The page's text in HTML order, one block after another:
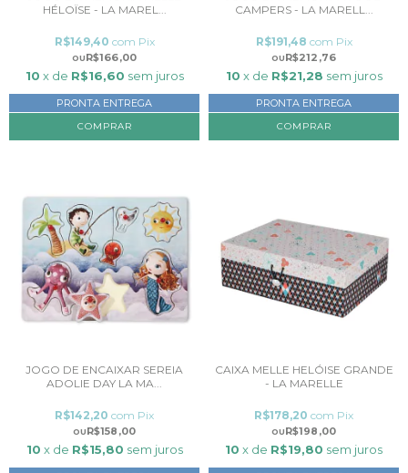
HÉLOÏSE - LA MAREL...
R$166,00
R$149,40 com Pix
10 x de R$16,60 sem juros
PRONTA ENTREGA
CAMPERS - LA MARELL...
R$212,76
R$191,48 com Pix
10 x de R$21,28 sem juros
PRONTA ENTREGA
JOGO DE ENCAIXAR SEREIA
ADOLIE DAY LA MA...
R$158,00
R$142,20 com Pix
10 x de R$15,80 sem juros
CAIXA MELLE HELÓISE GRANDE
- LA MARELLE
R$198,00
R$178,20 com Pix
10 x de R$19,80 sem juros